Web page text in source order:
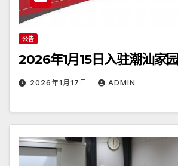
公告
2026年1月15日入驻潮汕家园
2026年1月17日 ADMIN